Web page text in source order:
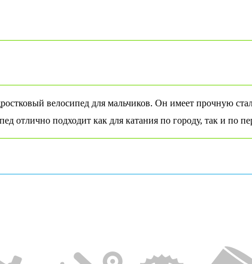
велосипед для мальчиков. Он имеет прочную
отлично подходит как для катания по городу, так и по